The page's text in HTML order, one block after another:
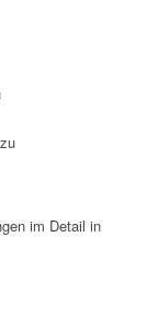
im Detail in